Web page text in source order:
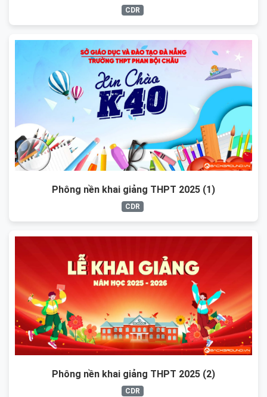
CDR
Phông nền khai giảng THPT 2025 (1)
CDR
Phông nền khai giảng THPT 2025 (2)
CDR